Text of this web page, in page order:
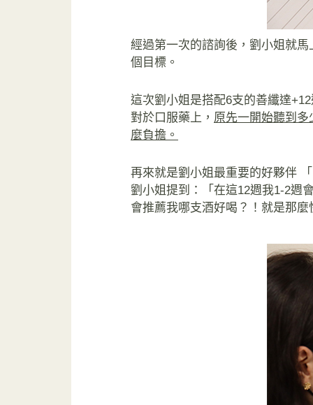
經過第一次的諮詢後，劉小姐就
個目標。
這次劉小姐是搭配6支的善纖達
對於口服藥上， 原先一開始聽到
麼負擔。
再來就是劉小姐最重要的好夥伴
劉小姐提到：「在這12週我1-2週
會推薦我哪支酒好喝？！就是那